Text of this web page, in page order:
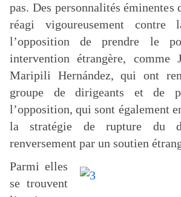
pas. Des personnalités éminentes
réagi vigoureusement contre
l’opposition de prendre le
intervention étrangère, comme
Maripili Hernández, qui ont
groupe de dirigeants et de
l’opposition, qui sont également
la stratégie de rupture du
renversement par un soutien
Parmi elles
se trouvent